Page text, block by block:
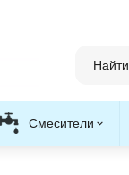
Смесители